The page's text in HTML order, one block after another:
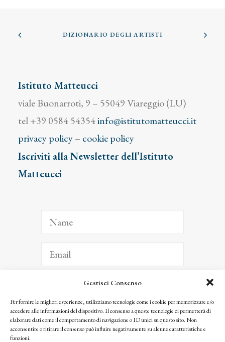
Gestisci Consenso
Per fornire le migliori esperienze, utilizziamo tecnologie come i cookie per memorizzare e/o
accedere alle informazioni del dispositivo. Il consenso a queste tecnologie ci permetterà di
elaborare dati come il comportamento di navigazione o ID unici su questo sito. Non
acconsentire o ritirare il consenso può influire negativamente su alcune caratteristiche e
funzioni.
DIZIONARIO DEGLI ARTISTI
Istituto Matteucci
viale Buonarroti, 9 – 55049 Viareggio (LU)
tel +39 0584 54354info@istitutomatteucci.it
privacy policy– cookie policy
Iscriviti alla Newsletter dell’Istituto
Matteucci
ISCRIVITI
Facendo clic per iscriverti, riconosci che le tue informazioni saranno trattate
seguendo la nostra Privacy Policy
© 2025 Istituto Matteucci. All right reserved